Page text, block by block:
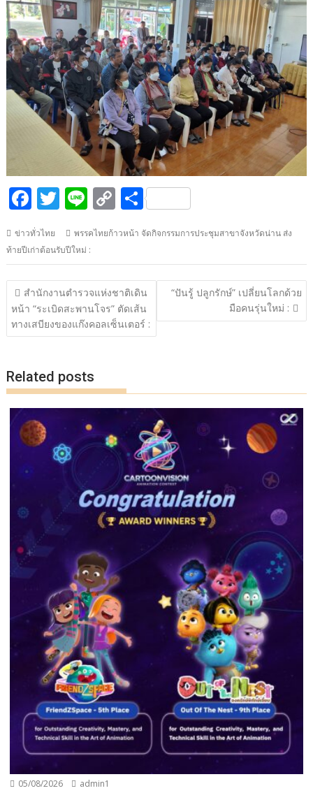
F
ac
e
b
o
o
k
T
itt
er
Li
n
e
C
p
y
Li
n
k
S
ar
e
ข่าวทั่วไทย
พรรคไทยก้าวหน้า จัดกิจกรรมการประชุมสาขาจังหวัดน่าน ส่ง
ท้ายปีเก่าต้อนรับปีใหม่ :
แนะแนว
เรื่อง
สำนักงานตำรวจแห่งชาติเดิน
หน้า “ระเบิดสะพานโจร” ตัดเส้น
ทางเสบียงของแก๊งคอลเซ็นเตอร์ :
“ปันรู้ ปลูกรักษ์” เปลี่ยนโลกด้วย
มือคนรุ่นใหม่ :
Related posts
05/08/2026 admin1